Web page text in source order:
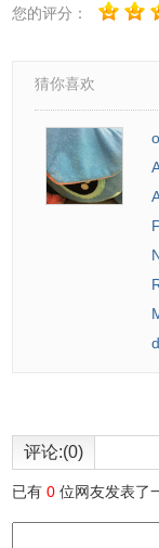
您的评分：
猜你喜欢
评论:(0)
已有0 位网友发表了